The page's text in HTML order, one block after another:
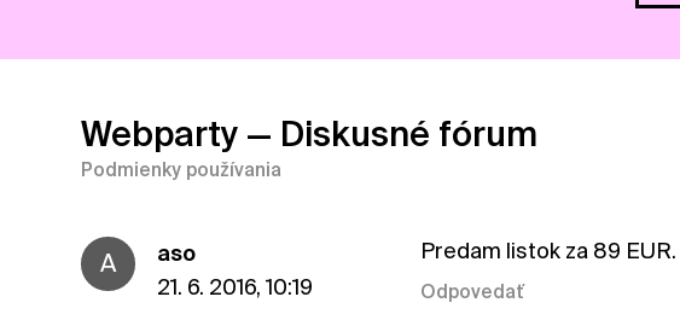
Webparty — Diskusné fórum
Podmienky používania
A
aso
21. 6. 2016, 10:19
Predam listok za 89
Odpovedať